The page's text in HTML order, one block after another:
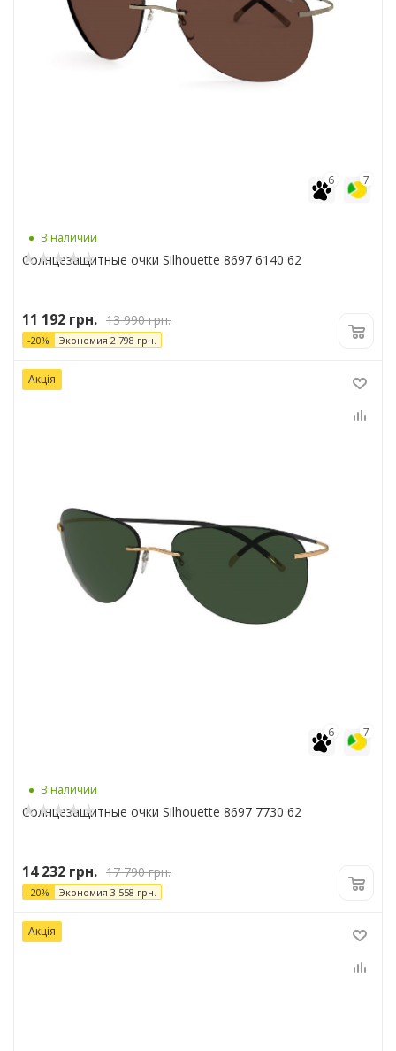
7
6
В наличии
Солнцезащитные очки Silhouette 8697 6140 62
11 192 грн. 13 990грн.
-20% Экономия 2 798 грн.
Акція
7
6
В наличии
Солнцезащитные очки Silhouette 8697 7730 62
14 232 грн. 17 790грн.
-20% Экономия 3 558 грн.
Акція